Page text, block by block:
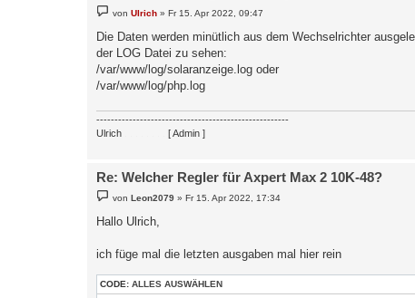
e
t
r
g
vonUlrich »Fr 15. Apr 2022, 09:47
Die Daten werden minütlich aus dem Wechselrichter
der LOG Datei zu sehen:
/var/www/log/solaranzeige.log oder
/var/www/log/php.log
-----------------------------------------------------
Ulrich
[ Admin ]
Re: Welcher Regler für Axpert Max 2 10K-48?
e
i
t
g
vonLeon2079 »Fr 15. Apr 2022, 17:34
Hallo Ulrich,
ich füge mal die letzten ausgaben mal hier rein
CODE: ALLES AUSWÄHLEN